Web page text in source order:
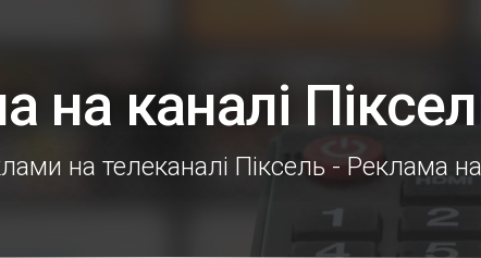
на каналі
на телеканалі Піксель - Реклама на